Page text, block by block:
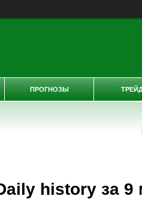
history за 9
ПРОГНОЗЫ